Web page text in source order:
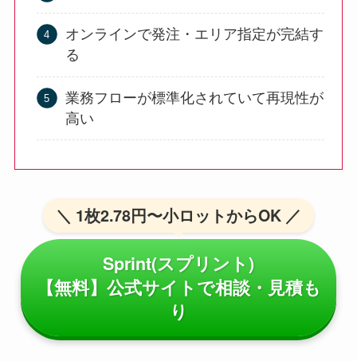
オンラインで発注・エリア指定が完結す
る
業務フローが標準化されていて再現性が
高い
＼ 1枚2.78円〜小ロットからOK ／
Sprint(スプリント)
【無料】公式サイトで相談・見積も
り